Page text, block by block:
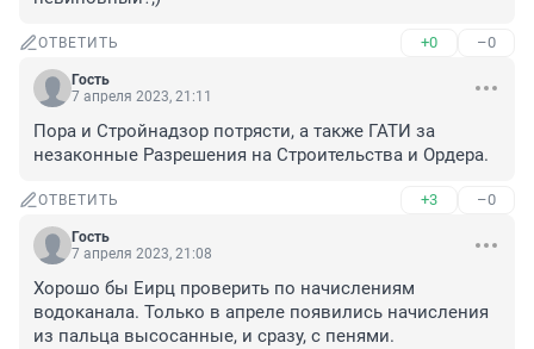
ОТВЕТИТЬ +0 –0
Гость
7 апреля 2023, 21:11
Пора и Стройнадзор потрясти, а также ГАТИ за
незаконные Разрешения на Строительства и Ордера.
ОТВЕТИТЬ +3 –0
Гость
7 апреля 2023, 21:08
Хорошо бы Еирц проверить по начислениям
водоканала. Только в апреле появились начисления
из пальца высосанные, и сразу, с пенями.